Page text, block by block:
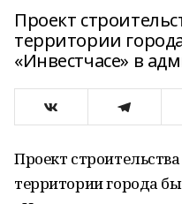
Проект
территории
«Инвестчасе» в
Проект
территории города